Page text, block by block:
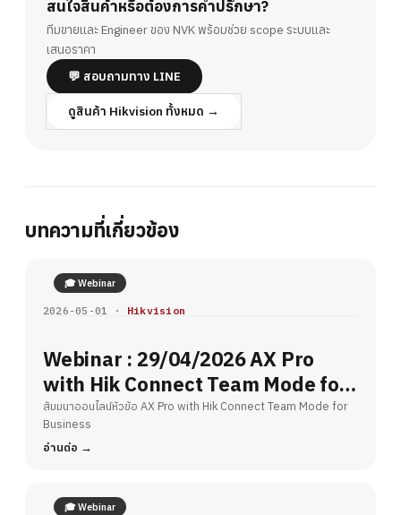
สนใจสินค้าหรือต้องการคำปรึกษา?
ทีมขายและ Engineer ของ NVK พร้อมช่วย scope ระบบและ
เสนอราคา
💬 สอบถามทาง LINE
ดูสินค้า Hikvision ทั้งหมด →
บทความที่เกี่ยวข้อง
🎓 Webinar
2026-05-01 · Hikvision
Webinar : 29/04/2026 AX Pro
with Hik Connect Team Mode for
Business
สัมมนาออนไลน์หัวข้อ AX Pro with Hik Connect Team Mode for
Business
อ่านต่อ
🎓 Webinar